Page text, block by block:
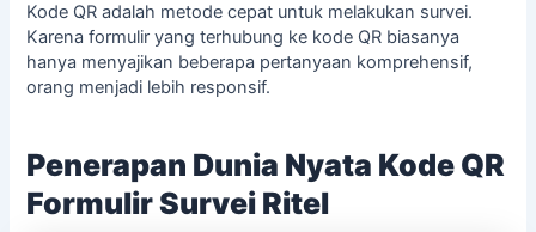
Kode QR adalah metode cepat untuk melakukan survei.
Karena formulir yang terhubung ke kode QR biasanya
hanya menyajikan beberapa pertanyaan komprehensif,
orang menjadi lebih responsif.
Penerapan Dunia Nyata Kode QR
Formulir Survei Ritel